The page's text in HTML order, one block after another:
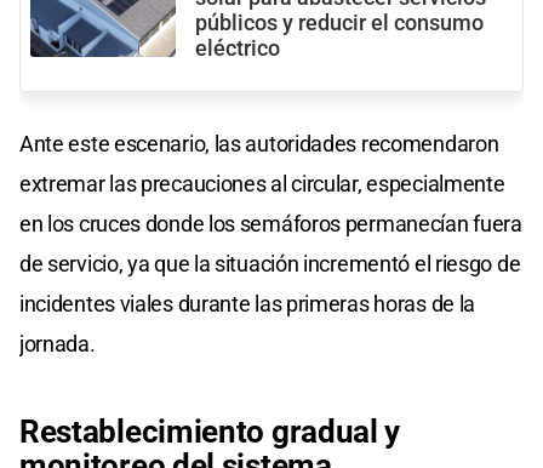
públicos y reducir el consumo
eléctrico
Ante este escenario, las autoridades recomendaron
extremar las precauciones al circular, especialmente
en los cruces donde los semáforos permanecían fuera
de servicio, ya que la situación incrementó el riesgo de
incidentes viales durante las primeras horas de la
jornada.
Restablecimiento gradual y